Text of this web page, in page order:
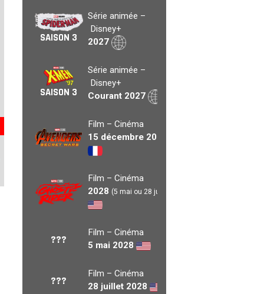
SAISON 3
Série animée –
Disney+
2027
SAISON 3
Série animée –
Disney+
Courant 2027
Film – Cinéma
15 décembre 2027
Film – Cinéma
2028 (5 mai ou 28 juil.)
???
Film – Cinéma
5 mai 2028
???
Film – Cinéma
28 juillet 2028